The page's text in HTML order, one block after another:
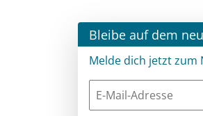
Bleibe auf dem
Melde dich jetzt zum